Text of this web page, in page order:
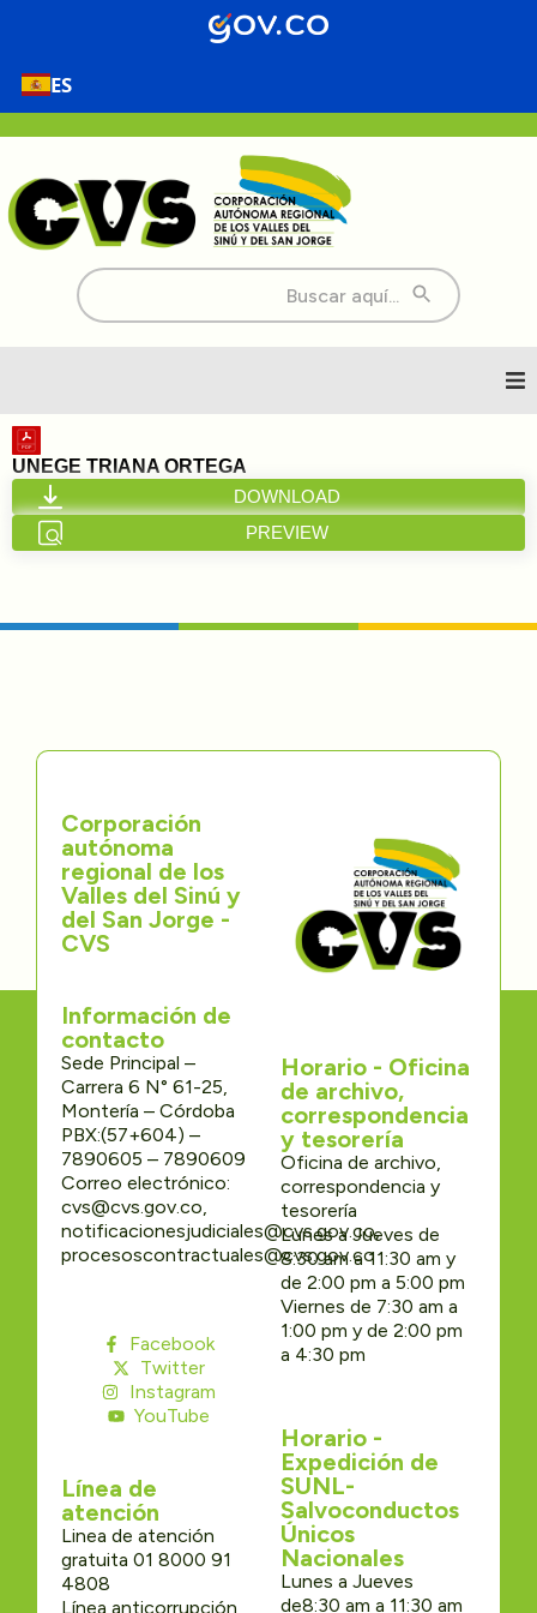
ES
Buscar:
Inicio
Nosotros
Transparencia
Participa
Trámites y Servicios
Contáctenos
UNEGE TRIANA ORTEGA
DOWNLOAD
PREVIEW
Corporación
autónoma
regional de los
Valles del Sinú y
del San Jorge -
CVS
Información de
contacto
Sede Principal –
Carrera 6 N° 61-25,
Montería – Córdoba
PBX:(57+604) –
7890605 – 7890609
Correo electrónico:
cvs@cvs.gov.co,
notificacionesjudiciales@cvs.gov.co,
procesoscontractuales@cvs.gov.co
Facebook
Twitter
Instagram
YouTube
Línea de
atención
Linea de atención
gratuita 01 8000 91
4808
Línea anticorrupción
Horario - Oficina
de archivo,
correspondencia
y tesorería
Oficina de archivo,
correspondencia y
tesorería
Lunes a Jueves de
8:30 am a 11:30 am y
de 2:00 pm a 5:00 pm
Viernes de 7:30 am a
1:00 pm y de 2:00 pm
a 4:30 pm
Horario -
Expedición de
SUNL-
Salvoconductos
Únicos
Nacionales
Lunes a Jueves
de8:30 am a 11:30 am